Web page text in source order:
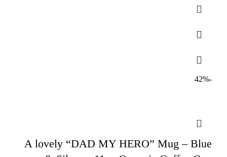
-42%
A lovely “DAD MY HERO” Mug – Blue